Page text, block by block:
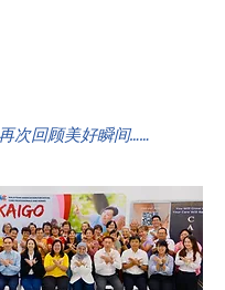
次回顾美好瞬间……